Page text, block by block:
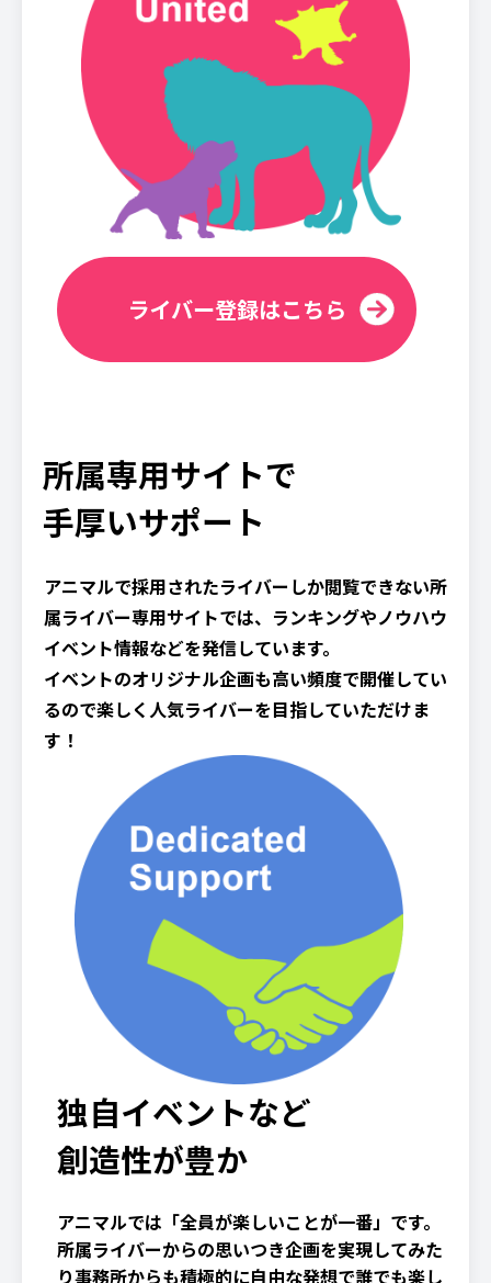
ライバー登録はこちら
所属専用サイトで
手厚いサポート
アニマルで採用されたライバーしか閲覧できない所
属ライバー専用サイトでは、ランキングやノウハウ
イベント情報などを発信しています。
イベントのオリジナル企画も高い頻度で開催してい
るので楽しく人気ライバーを目指していただけま
す！
独自イベントなど
創造性が豊か
アニマルでは「全員が楽しいことが一番」です。
所属ライバーからの思いつき企画を実現してみた
り事務所からも積極的に自由な発想で誰でも楽し